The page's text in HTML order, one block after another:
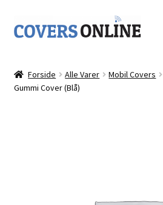
Spring
til
Spring
til
Shop
Forside Alle Varer Mobil Covers
Gummi Cover (Blå)